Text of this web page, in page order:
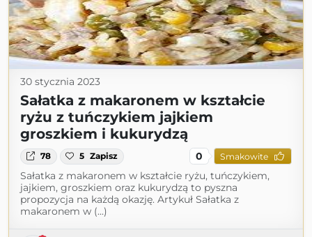
30 stycznia 2023
Sałatka z makaronem w kształcie
ryżu z tuńczykiem jajkiem
groszkiem i kukurydzą
78 5 Zapisz 0 Smakowite
Sałatka z makaronem w kształcie ryżu, tuńczykiem,
jajkiem, groszkiem oraz kukurydzą to pyszna
propozycja na każdą okazję. Artykuł Sałatka z
makaronem w (...)